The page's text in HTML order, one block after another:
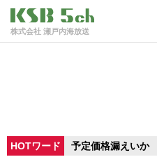
株式会社 瀬戸内海放送
HOTワード 予定価格漏えいか